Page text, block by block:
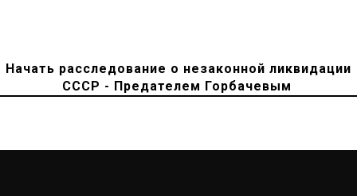
Начать расследование о незаконной ликвидации
СССР - Предателем Горбачевым